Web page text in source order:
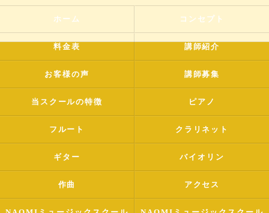
ホーム コンセプト
料金表 講師紹介
お客様の声 講師募集
当スクールの特徴 ピアノ
フルート クラリネット
ギター バイオリン
作曲 アクセス